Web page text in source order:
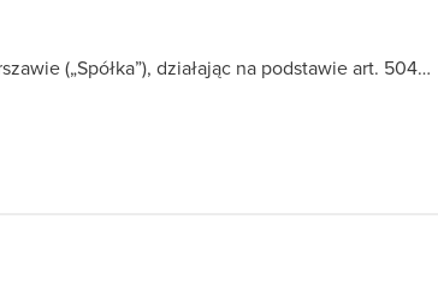
(„Spółka”), działając na podstawie art. 504…